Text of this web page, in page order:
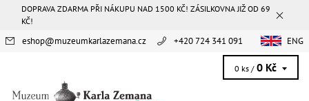
DOPRAVA ZDARMA PŘI NÁKUPU NAD 1500 KČ! ZÁSILKOVNA JIŽ OD 69
KČ!
+420 724 341 091
eshop@muzeumkarlazemana.cz ENG
0 ks / 0 Kč